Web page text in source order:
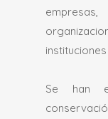
Se han